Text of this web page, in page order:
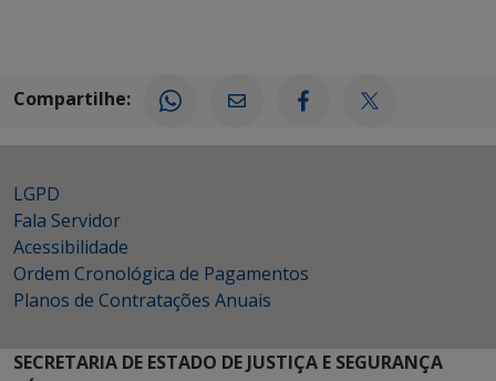
Compartilhe:
LGPD
Fala Servidor
Acessibilidade
Ordem Cronológica de Pagamentos
Planos de Contratações Anuais
SECRETARIA DE ESTADO DE JUSTIÇA E SEGURANÇA